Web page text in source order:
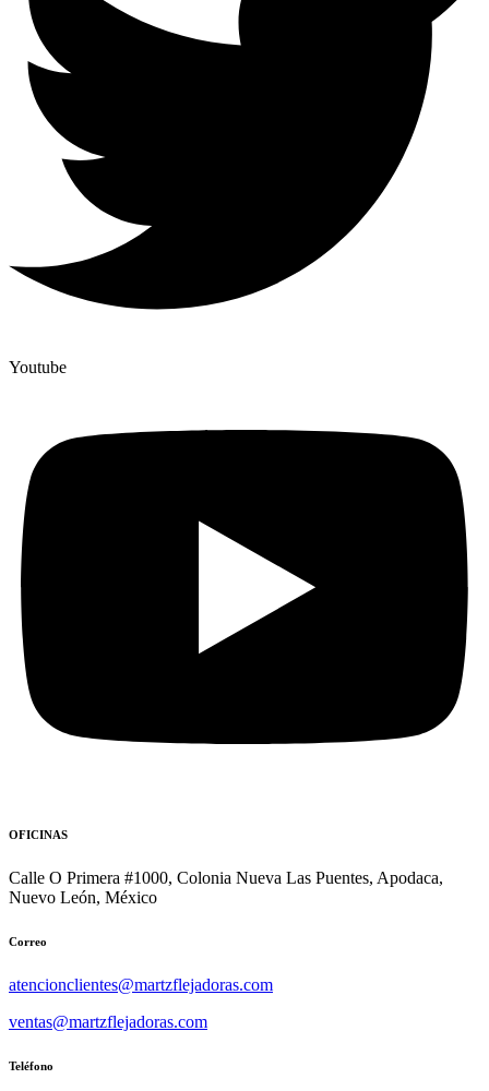
Youtube
OFICINAS
Calle O Primera #1000, Colonia Nueva Las Puentes, Apodaca,
Nuevo León, México
Correo
atencionclientes@martzflejadoras.com
ventas@martzflejadoras.com
Teléfono